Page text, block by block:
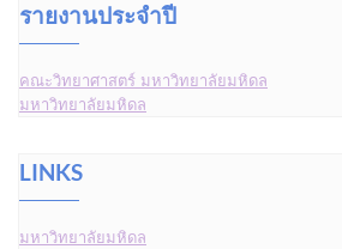
รายงานประจำปี
คณะวิทยาศาสตร์ มหาวิทยาลัยมหิดล
มหาวิทยาลัยมหิดล
LINKS
มหาวิทยาลัยมหิดล